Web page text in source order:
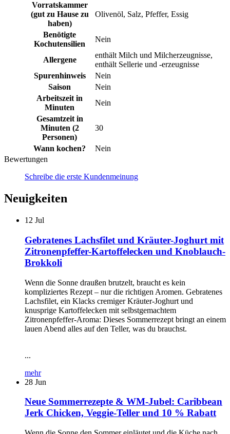
Vorratskammer
(gut zu Hause zu
haben)
Olivenöl, Salz, Pfeffer, Essig
Benötigte
Kochutensilien
Nein
Allergene
enthält Milch und Milcherzeugnisse,
enthält Sellerie und -erzeugnisse
Spurenhinweis
Nein
Saison
Nein
Arbeitszeit in
Minuten
Nein
Gesamtzeit in
Minuten (2
Personen)
30
Wann kochen?
Nein
Bewertungen
Schreibe die erste Kundenmeinung
Neuigkeiten
12 Jul
Gebratenes Lachsfilet und Kräuter-Joghurt mit
Zitronenpfeffer-Kartoffelecken und Knoblauch-
Brokkoli
Wenn die Sonne draußen brutzelt, braucht es kein
kompliziertes Rezept – nur die richtigen Aromen. Gebratenes
Lachsfilet, ein Klacks cremiger Kräuter-Joghurt und
knusprige Kartoffelecken mit selbstgemachtem
Zitronenpfeffer-Aroma: Dieses Sommerrezept bringt an einem
lauen Abend alles auf den Teller, was du brauchst.
...
mehr
28 Jun
Neue Sommerrezepte & WM-Jubel: Caribbean
Jerk Chicken, Veggie-Teller und 10 % Rabatt